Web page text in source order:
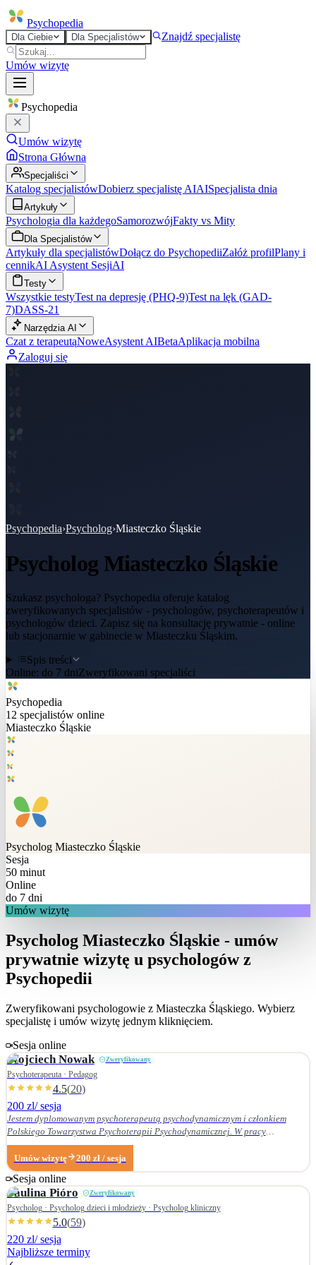
Psychopedia
Dla Ciebie Dla Specjalistów Znajdź specjalistę
Umów wizytę
Psychopedia
Umów wizytę
Strona Główna
Specjaliści
Katalog specjalistówDobierz specjalistę AIAISpecjalista dnia
Artykuły
Psychologia dla każdegoSamorozwójFakty vs Mity
Dla Specjalistów
Artykuły dla specjalistówDołącz do PsychopediiZałóż profilPlany i
cennikAI Asystent SesjiAI
Testy
Wszystkie testyTest na depresję (PHQ-9)Test na lęk (GAD-
7)DASS-21
Narzędzia AI
Czat z terapeutąNoweAsystent AIBetaAplikacja mobilna
Zaloguj się
Psychopedia›Psycholog›Miasteczko Śląskie
Psycholog Miasteczko Śląskie
Szukasz psychologa? Psychopedia oferuje katalog
zweryfikowanych specjalistów - psychologów, psychoterapeutów i
psychologów dzieci. Zapisz się na konsultację prywatnie - online
lub stacjonarnie w gabinecie w Miasteczku Śląskim.
Spis treści
Online: do 7 dniZweryfikowani specjaliści
Psychopedia
12 specjalistów online
Miasteczko Śląskie
Psycholog Miasteczko Śląskie
Sesja
50 minut
Online
do 7 dni
Umów wizytę
Psycholog Miasteczko Śląskie - umów
prywatnie wizytę u psychologów z
Psychopedii
Zweryfikowani psychologowie z Miasteczka Śląskiego. Wybierz
specjalistę i umów wizytę jednym kliknięciem.
Sesja online
Wojciech Nowak Zweryfikowany
Psychoterapeuta · Pedagog
4.5(20)
200 zl/ sesja
Jestem dyplomowanym psychoterapeutą psychodynamicznym i członkiem
Polskiego Towarzystwa Psychoterapii Psychodynamicznej. W pracy
terapeutycznej wnikliwie słucham pacjenta i podążam za jego narracją. Moje
zainteresowania zawodowe obejmują przede wszystkim: • psychoterapię
zaburzeń osobowości, • zaburzenia nerwicowe i lękowe, • problematykę relacji
małżeńskich i rodzinnych. Nie zajmuję się terapią uzależnień. Ukończyłem
Wydział Nauk Pedagogicznych Dolnośląskiej Szkoły Wyższej we Wrocławiu —
w 2007 r. studia licencjackie (pedagogika rodzinna), a w 2009 r. magisterskie
(resocjalizacja). W 2016 r. ukończyłem czteroletnie szkolenie z psychoterapii
psychodynamicznej w Krakowskim Centrum Psychodynamicznym, a w styczniu
2020 r. uzyskałem dyplom psychoterapeuty psychodynamicznego. Od
ukończenia szkoły psychoterapii regularnie uczestniczę w konferencjach
Umów wizytę 200 zł / sesja
Sesja online
Paulina Pióro Zweryfikowany
Psycholog · Psycholog dzieci i młodzieży · Psycholog kliniczny
5.0(59)
220 zl/ sesja
Najbliższe terminy